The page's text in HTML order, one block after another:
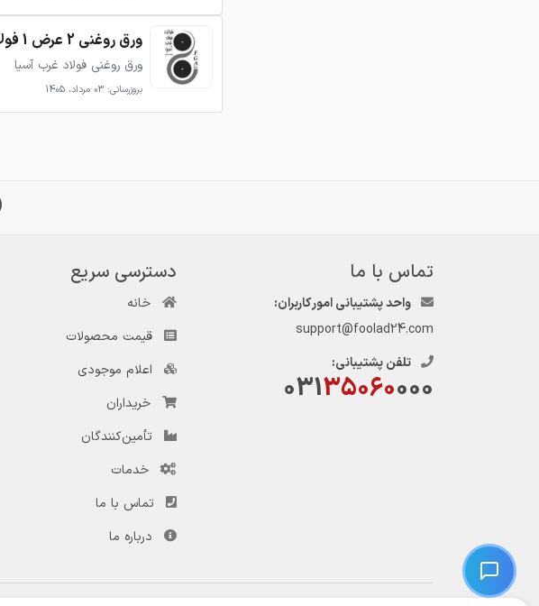
ورق روغنی 2 عرض 1 فولاد غرب آسیا
ورق روغنی فولاد غرب آسیا
بروزرسانی: 03 مرداد، 1405
تماس با ما
واحد پشتیبانی امور کاربران:
support@foolad24.com
تلفن پشتیبانی:
03135060000
دسترسی سریع
خانه
قیمت محصولات
اعلام موجودی
خریداران
تأمین‌کنندگان
خدمات
تماس با ما
درباره ما